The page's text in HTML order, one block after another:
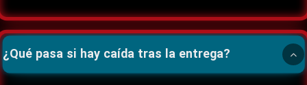
¿Qué pasa si hay caída tras la entrega?